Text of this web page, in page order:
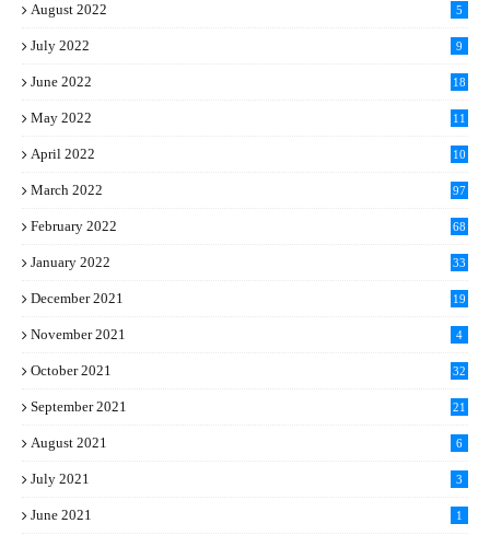
August 2022 5
July 2022 9
June 2022 18
May 2022 11
April 2022 10
March 2022 97
February 2022 68
January 2022 33
December 2021 19
November 2021 4
October 2021 32
September 2021 21
August 2021 6
July 2021 3
June 2021 1